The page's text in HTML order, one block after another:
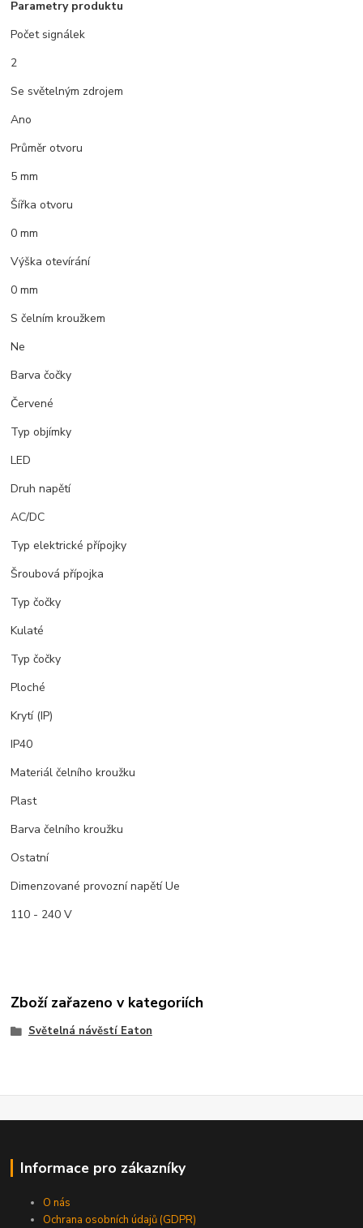
Parametry produktu
Počet signálek
2
Se světelným zdrojem
Ano
Průměr otvoru
5 mm
Šířka otvoru
0 mm
Výška otevírání
0 mm
S čelním kroužkem
Ne
Barva čočky
Červené
Typ objímky
LED
Druh napětí
AC/DC
Typ elektrické přípojky
Šroubová přípojka
Typ čočky
Kulaté
Typ čočky
Ploché
Krytí (IP)
IP40
Materiál čelního kroužku
Plast
Barva čelního kroužku
Ostatní
Dimenzované provozní napětí Ue
110 - 240 V
Zboží zařazeno v kategoriích
Světelná návěstí Eaton
Informace pro zákazníky
O nás
Ochrana osobních údajů (GDPR)